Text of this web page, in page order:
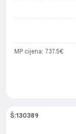
MP cijena: 737.5€
Š:130389